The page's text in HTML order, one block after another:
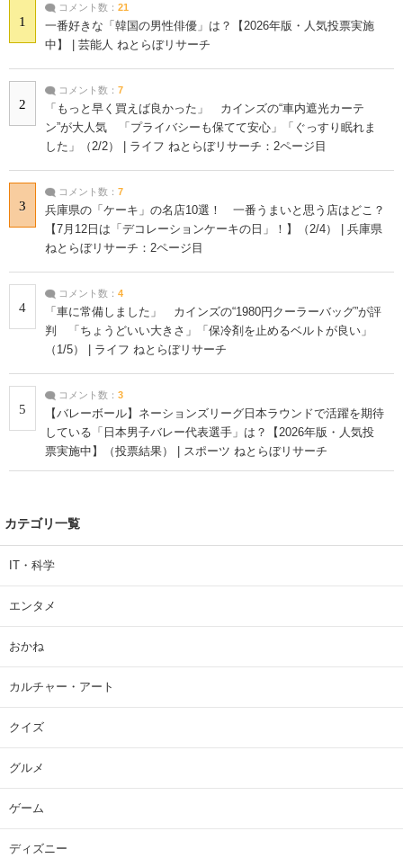
1
コメント数： 21
一番好きな「韓国の男性俳優」は？【2026年版・人気投票実施
中】 | 芸能人 ねとらぼリサーチ
2
コメント数： 7
「もっと早く買えば良かった」 カインズの“車内遮光カーテ
ン”が大人気 「プライバシーも保てて安心」「ぐっすり眠れま
した」（2/2） | ライフ ねとらぼリサーチ：2ページ目
3
コメント数： 7
兵庫県の「ケーキ」の名店10選！ 一番うまいと思う店はどこ？
【7月12日は「デコレーションケーキの日」！】（2/4） | 兵庫県
ねとらぼリサーチ：2ページ目
4
コメント数： 4
「車に常備しました」 カインズの“1980円クーラーバッグ”が評
判 「ちょうどいい大きさ」「保冷剤を止めるベルトが良い」
（1/5） | ライフ ねとらぼリサーチ
5
コメント数： 3
【バレーボール】ネーションズリーグ日本ラウンドで活躍を期待
している「日本男子バレー代表選手」は？【2026年版・人気投
票実施中】（投票結果） | スポーツ ねとらぼリサーチ
カテゴリ一覧
IT・科学
エンタメ
おかね
カルチャー・アート
クイズ
グルメ
ゲーム
ディズニー